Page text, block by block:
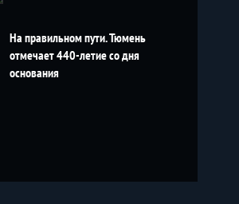
На правильном пути. Тюмень
отмечает 440-летие со дня
основания